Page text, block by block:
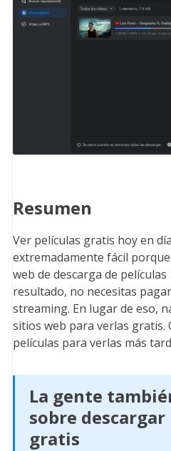
Resumen
Ver películas gratis hoy en
extremadamente fácil
web de descarga de
resultado, no necesitas
streaming. En lugar de eso,
sitios web para verlas gratis.
películas para verlas más
La gente
sobre
gratis